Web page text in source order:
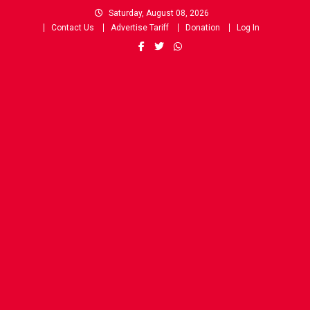
Saturday, August 08, 2026
Contact Us
Advertise Tariff Donation Log In